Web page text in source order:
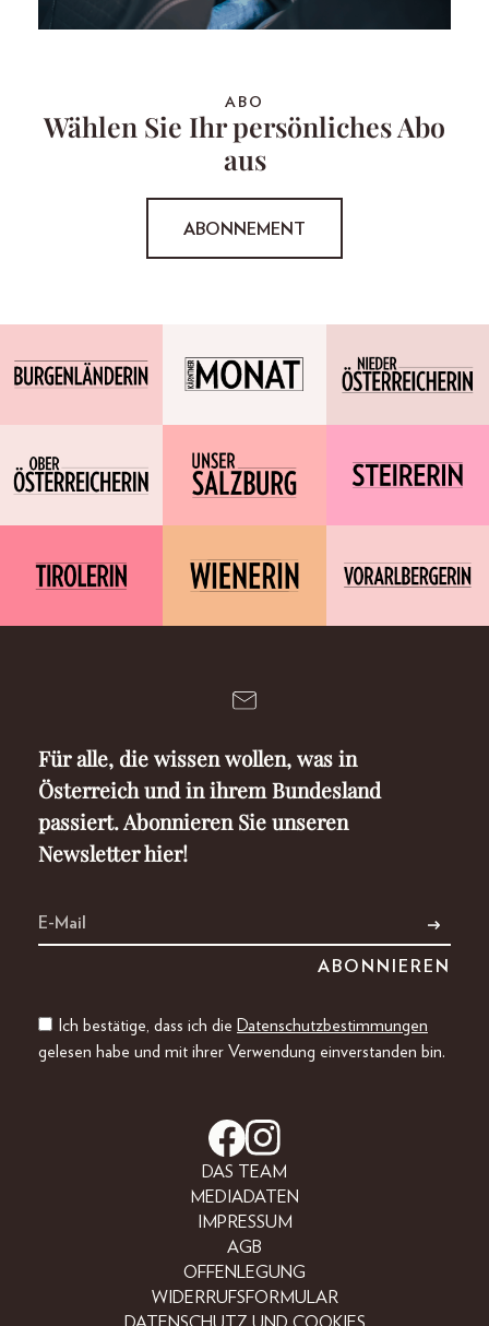
ABO
Wählen Sie Ihr persönliches Abo
aus
ABONNEMENT
Für alle, die wissen wollen, was in
Österreich und in ihrem Bundesland
passiert. Abonnieren Sie unseren
Newsletter hier!
Ich bestätige, dass ich die Datenschutzbestimmungen
gelesen habe und mit ihrer Verwendung einverstanden bin.
DAS TEAM
MEDIADATEN
IMPRESSUM
AGB
OFFENLEGUNG
WIDERRUFSFORMULAR